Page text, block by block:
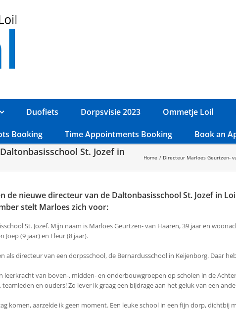
Duofiets Dorpsvisie 2023 Ommetje Loil
Booking Time Appointments Booking Book an
St. Jozef in
Home Directeur Marloes Geurtzen-
de nieuwe directeur van de Daltonbasisschool St. Jozef in
stelt Marloes zich voor:
St. Jozef. Mijn naam is Marloes Geurtzen- van Haaren, 39 jaar en
(9 jaar) en Fleur (8 jaar).
als directeur van een dorpsschool, de Bernardusschool in Keijenborg. Daar
van boven-, midden- en onderbouwgroepen op scholen in de
en ouders! Zo lever ik graag een bijdrage aan het geluk van een
komen, aarzelde ik geen moment. Een leuke school in een fijn dorp,